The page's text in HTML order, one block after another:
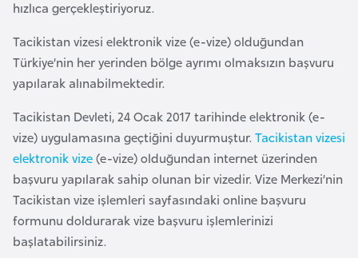
hızlıca gerçekleştiriyoruz.
Tacikistan vizesi elektronik vize (e-vize) olduğundan
Türkiye’nin her yerinden bölge ayrımı olmaksızın başvuru
yapılarak alınabilmektedir.
Tacikistan Devleti, 24 Ocak 2017 tarihinde elektronik (e-
vize) uygulamasına geçtiğini duyurmuştur. Tacikistan vizesi
elektronik vize(e-vize) olduğundan internet üzerinden
başvuru yapılarak sahip olunan bir vizedir. Vize Merkezi’nin
Tacikistan vize işlemleri sayfasındaki online başvuru
formunu doldurarak vize başvuru işlemlerinizi
başlatabilirsiniz.
B
e
ç
i
k
a
B
e
n